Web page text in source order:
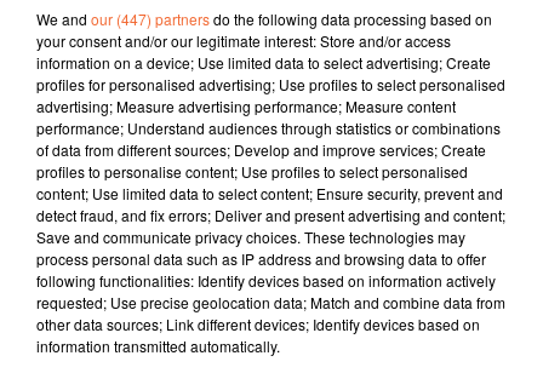
info
3 juin 2024 - 14 min
JOURNAL DU LUNDI 03 JUIN (SOIR)
Fabien Gazeau
L'info près de chez vous
Présenté par Fabien Gazeau
- Retour sur le passage de la flamme olympique en
Deux-Sèvres hier
- La Safer veille sur le foncier agricole, des terres
souvent très convoitées.
We and our (447) partnersdo the following data processing based on
your consent and/or our legitimate interest: Store and/or access
information on a device; Use limited data to select advertising; Create
profiles for personalised advertising; Use profiles to select personalised
advertising; Measure advertising performance; Measure content
performance; Understand audiences through statistics or combinations
of data from different sources; Develop and improve services; Create
profiles to personalise content; Use profiles to select personalised
content; Use limited data to select content; Ensure security, prevent and
detect fraud, and fix errors; Deliver and present advertising and content;
Save and communicate privacy choices. These technologies may
process personal data such as IP address and browsing data to offer
following functionalities: Identify devices based on information actively
requested; Use precise geolocation data; Match and combine data from
other data sources; Link different devices; Identify devices based on
information transmitted automatically.